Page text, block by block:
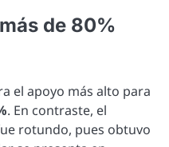
de 80%
el apoyo más alto para
. En contraste, el
rotundo, pues obtuvo